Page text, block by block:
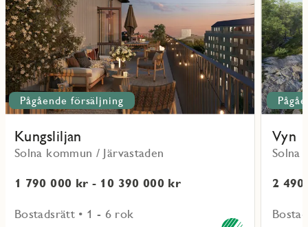
Pågående försäljning
Kungsliljan
Solna kommun / Järvastaden
1 790 000 kr - 10 390 000 kr
Bostadsrätt • 1 - 6 rok
Vyn
Solna
2